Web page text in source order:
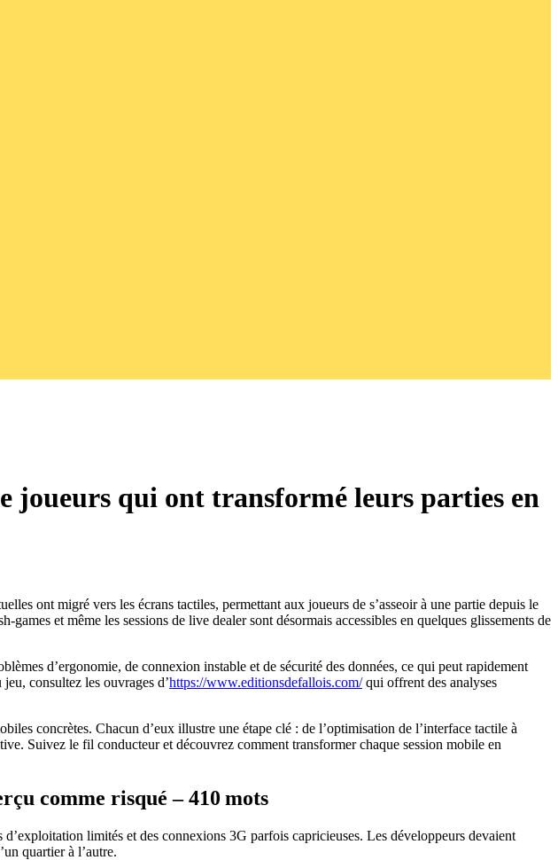
joueurs qui ont transformé leurs parties en
ont migré vers les écrans tactiles, permettant aux joueurs de s’asseoir à une partie depuis le
et même les sessions de live dealer sont désormais accessibles en quelques glissements de
d’ergonomie, de connexion instable et de sécurité des données, ce qui peut rapidement
consultez les ouvrages d’https://www.editionsdefallois.com/qui offrent des analyses
concrètes. Chacun d’eux illustre une étape clé : de l’optimisation de l’interface tactile à
Suivez le fil conducteur et découvrez comment transformer chaque session mobile en
comme risqué – 410 mots
limités et des connexions 3G parfois capricieuses. Les développeurs devaient
quartier à l’autre.